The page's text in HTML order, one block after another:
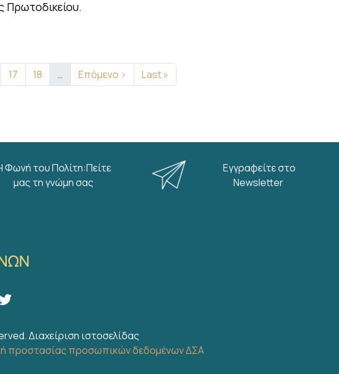
Πρωτοδικείου.
Σελίδα
17 Σελίδα
18 … Next page
Επόμενο › Last page
Last »
Φωνή του Πολίτη:Πείτε
μας τη γνώμη σας
Εγγραφείτε στο
Newsletter
Διαχείριση ιστοσελίδας
προστασίας προσωπικών δεδομένων ΔΣΑ